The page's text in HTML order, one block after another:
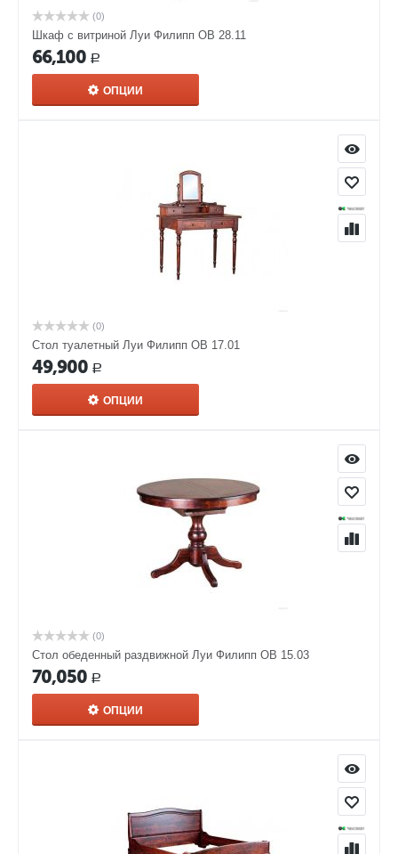
(0)
Шкаф с витриной Луи Филипп ОВ 28.11
66,100 Р
ОПЦИИ
(0)
Стол туалетный Луи Филипп ОВ 17.01
49,900 Р
ОПЦИИ
(0)
Стол обеденный раздвижной Луи Филипп ОВ 15.03
70,050 Р
ОПЦИИ